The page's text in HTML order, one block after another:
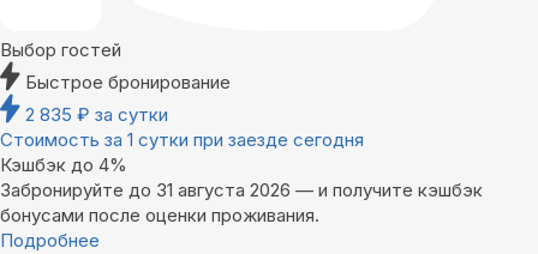
Выбор гостей
Быстрое бронирование
2 835 ₽ за сутки
Стоимость за 1 сутки при заезде сегодня
Кэшбэк до 4%
Забронируйте до 31 августа 2026 — и получите кэшбэк
бонусами после оценки проживания.
Подробнее